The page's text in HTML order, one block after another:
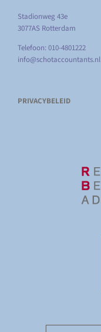
Stadionweg 43e
3077AS Rotterdam
Telefoon: 010-4801222
info@schotaccountants.nl
PRIVACYBELEID